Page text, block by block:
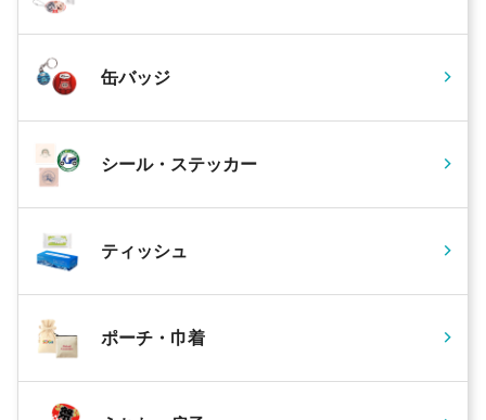
缶バッジ
シール・ステッカー
ティッシュ
ポーチ・巾着